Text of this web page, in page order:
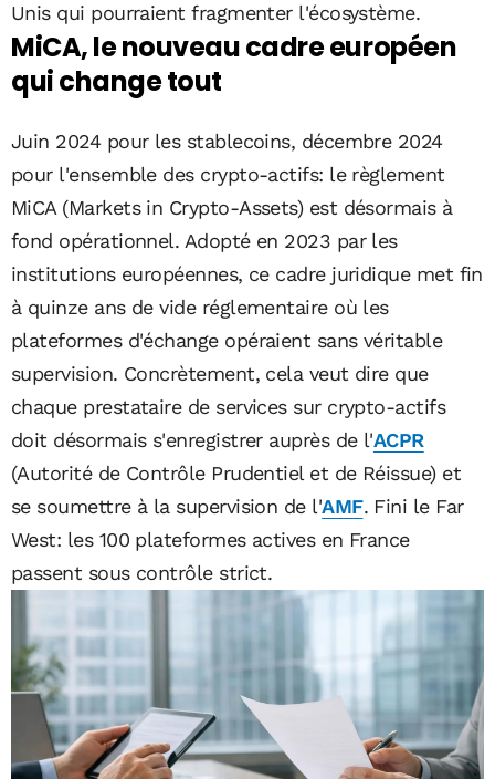
Unis qui pourraient fragmenter l'écosystème.
MiCA, le nouveau cadre européen
qui change tout
Juin 2024 pour les stablecoins, décembre 2024
pour l'ensemble des crypto-actifs: le règlement
MiCA (Markets in Crypto-Assets) est désormais à
fond opérationnel. Adopté en 2023 par les
institutions européennes, ce cadre juridique met fin
à quinze ans de vide réglementaire où les
plateformes d'échange opéraient sans véritable
supervision. Concrètement, cela veut dire que
chaque prestataire de services sur crypto-actifs
doit désormais s'enregistrer auprès de l'ACPR
(Autorité de Contrôle Prudentiel et de Réissue) et
se soumettre à la supervision de l'AMF. Fini le Far
West: les 100 plateformes actives en France
passent sous contrôle strict.